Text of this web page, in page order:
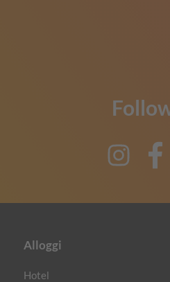
Alloggi
Hotel